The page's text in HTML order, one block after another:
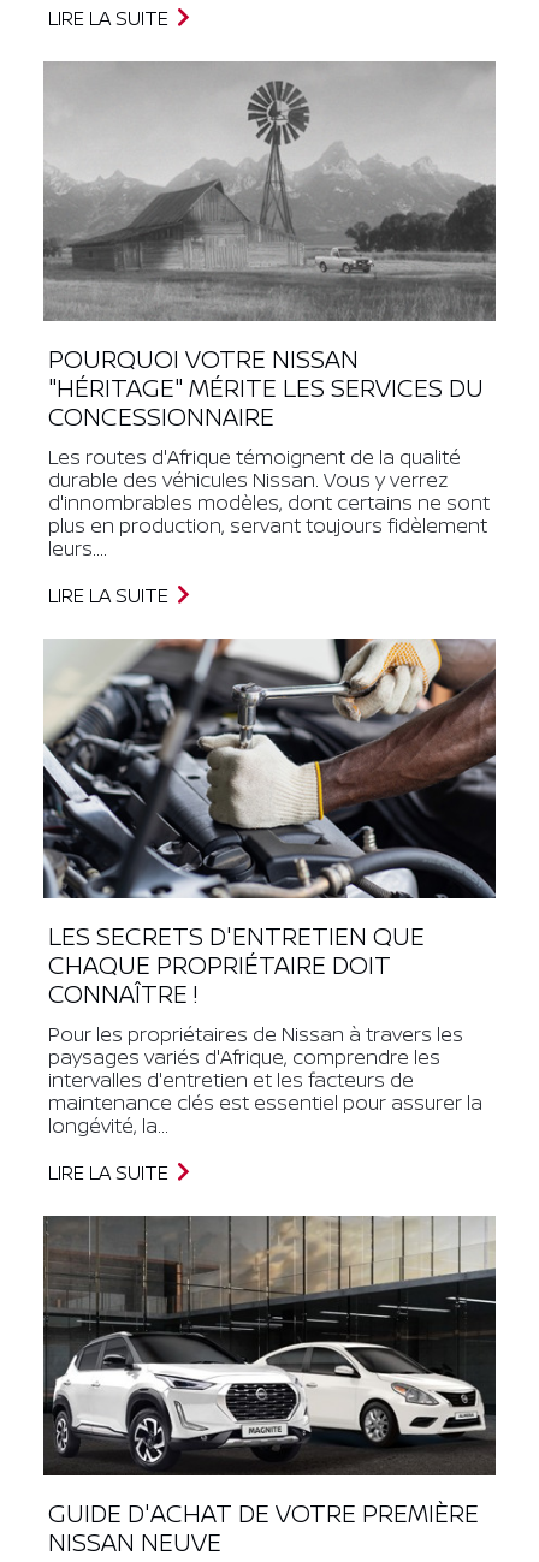
LIRE LA SUITE
POURQUOI VOTRE NISSAN
"HÉRITAGE" MÉRITE LES SERVICES DU
CONCESSIONNAIRE
Les routes d'Afrique témoignent de la qualité
durable des véhicules Nissan. Vous y verrez
d'innombrables modèles, dont certains ne sont
plus en production, servant toujours fidèlement
leurs....
LIRE LA SUITE
LES SECRETS D'ENTRETIEN QUE
CHAQUE PROPRIÉTAIRE DOIT
CONNAÎTRE !
Pour les propriétaires de Nissan à travers les
paysages variés d'Afrique, comprendre les
intervalles d'entretien et les facteurs de
maintenance clés est essentiel pour assurer la
longévité, la...
LIRE LA SUITE
GUIDE D'ACHAT DE VOTRE PREMIÈRE
NISSAN NEUVE